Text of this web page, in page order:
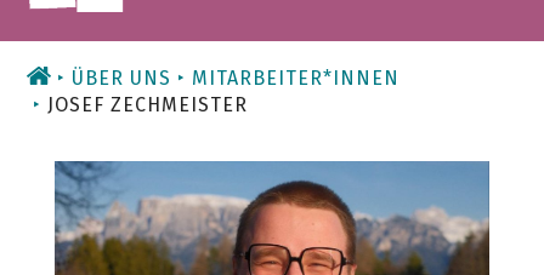
ÜBER UNS
MITARBEITER*INNEN
JOSEF ZECHMEISTER